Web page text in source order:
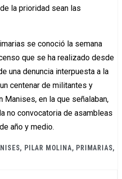
la prioridad sean las
se conoció la semana
que se ha realizado desde
una denuncia interpuesta a la
centenar de militantes y
en la que señalaban,
no convocatoria de asambleas
año y medio.
, PILAR MOLINA, PRIMARIAS,